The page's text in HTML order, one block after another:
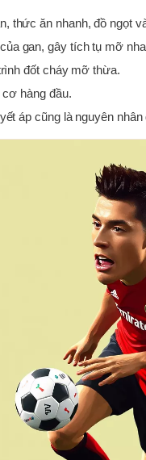
thức ăn nhanh, đồ ngọt
gan, gây tích tụ mỡ
đốt cháy mỡ thừa.
hàng đầu.
áp cũng là nguyên nhân